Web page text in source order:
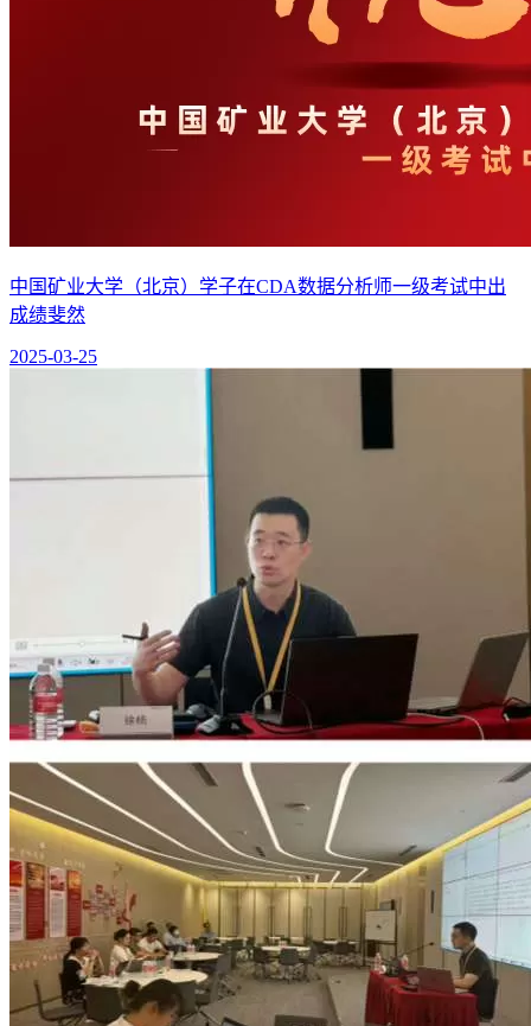
中国矿业大学（北京）学子在CDA数据分析师一级考试中出
成绩斐然
2025-03-25